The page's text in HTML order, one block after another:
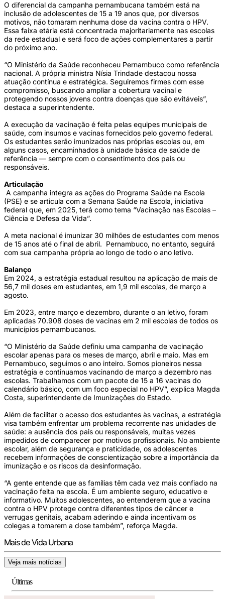
O diferencial da campanha pernambucana também está na
inclusão de adolescentes de 15 a 19 anos que, por diversos
motivos, não tomaram nenhuma dose da vacina contra o HPV.
Essa faixa etária está concentrada majoritariamente nas escolas
da rede estadual e será foco de ações complementares a partir
do próximo ano.
“O Ministério da Saúde reconheceu Pernambuco como referência
nacional. A própria ministra Nísia Trindade destacou nossa
atuação contínua e estratégica. Seguiremos firmes com esse
compromisso, buscando ampliar a cobertura vacinal e
protegendo nossos jovens contra doenças que são evitáveis”,
destaca a superintendente.
A execução da vacinação é feita pelas equipes municipais de
saúde, com insumos e vacinas fornecidos pelo governo federal.
Os estudantes serão imunizados nas próprias escolas ou, em
alguns casos, encaminhados à unidade básica de saúde de
referência — sempre com o consentimento dos pais ou
responsáveis.
Articulação
A campanha integra as ações do Programa Saúde na Escola
(PSE) e se articula com a Semana Saúde na Escola, iniciativa
federal que, em 2025, terá como tema “Vacinação nas Escolas –
Ciência e Defesa da Vida”.
A meta nacional é imunizar 30 milhões de estudantes com menos
de 15 anos até o final de abril. Pernambuco, no entanto, seguirá
com sua campanha própria ao longo de todo o ano letivo.
Balanço
Em 2024, a estratégia estadual resultou na aplicação de mais de
56,7 mil doses em estudantes, em 1,9 mil escolas, de março a
agosto.
Em 2023, entre março e dezembro, durante o an letivo, foram
aplicadas 70.908 doses de vacinas em 2 mil escolas de todos os
municípios pernambucanos.
“O Ministério da Saúde definiu uma campanha de vacinação
escolar apenas para os meses de março, abril e maio. Mas em
Pernambuco, seguimos o ano inteiro. Somos pioneiros nessa
estratégia e continuamos vacinando de março a dezembro nas
escolas. Trabalhamos com um pacote de 15 a 16 vacinas do
calendário básico, com um foco especial no HPV”, explica Magda
Costa, superintendente de Imunizações do Estado.
Além de facilitar o acesso dos estudantes às vacinas, a estratégia
visa também enfrentar um problema recorrente nas unidades de
saúde: a ausência dos pais ou responsáveis, muitas vezes
impedidos de comparecer por motivos profissionais. No ambiente
escolar, além de segurança e praticidade, os adolescentes
recebem informações de conscientização sobre a importância da
imunização e os riscos da desinformação.
“A gente entende que as famílias têm cada vez mais confiado na
vacinação feita na escola. É um ambiente seguro, educativo e
informativo. Muitos adolescentes, ao entenderem que a vacina
contra o HPV protege contra diferentes tipos de câncer e
verrugas genitais, acabam aderindo e ainda incentivam os
colegas a tomarem a dose também”, reforça Magda.
Mais de Vida Urbana
Veja mais notícias
Últimas